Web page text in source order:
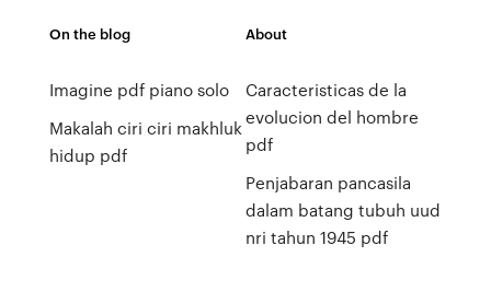
On the blog
Imagine pdf piano solo
Makalah ciri ciri makhluk
hidup pdf
About
Caracteristicas de la
evolucion del hombre
pdf
Penjabaran pancasila
dalam batang tubuh uud
nri tahun 1945 pdf